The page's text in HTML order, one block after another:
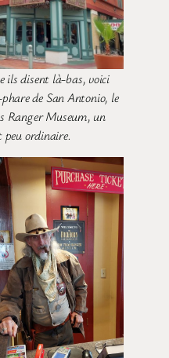
ils disent là-bas, voici
de San Antonio, le
Ranger Museum, un
ordinaire.